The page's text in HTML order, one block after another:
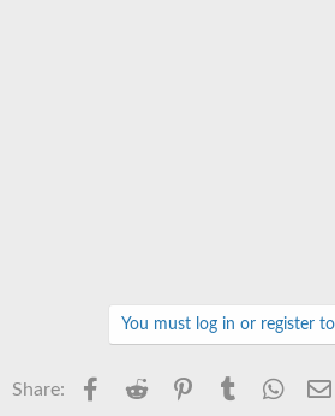
You must log in or register
Share: Facebook
Reddit PinterestTumblr